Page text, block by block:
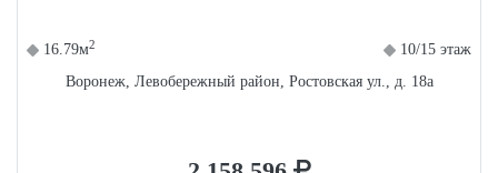
16.79м2
10/15 этаж
Воронеж, Левобережный район, Ростовская ул., д. 18а